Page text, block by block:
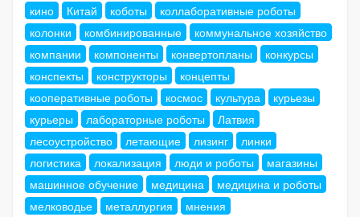
кино
Китай коботы
коллаборативные роботы
колонки
комбинированные
коммунальное хозяйство
компании
компоненты конвертопланы
конкурсы
конспекты
конструкторы
концепты
кооперативные роботы
космос культура
курьезы
курьеры
лабораторные роботы
Латвия
лесоустройство
летающие лизинг
линки
логистика
локализация люди и роботы
магазины
машинное обучение
медицина
медицина и роботы
мелководье
металлургия
мнения